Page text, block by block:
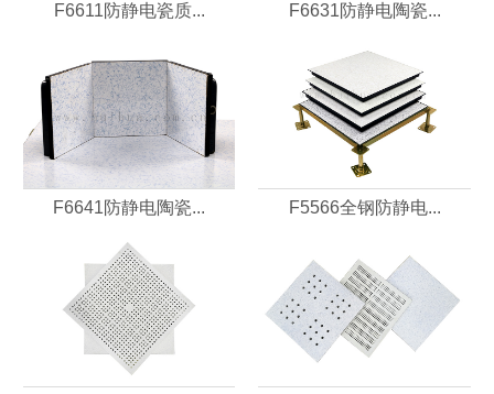
F6611防静电瓷质... F6631防静电陶瓷...
F6641防静电陶瓷... F5566全钢防静电...